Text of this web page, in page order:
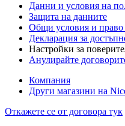
Данни и условия на
Защита на данните
Общи условия и право
Декларация за
Настройки за
Анулирайте
Компания
Други магазини на
Откажете се от договора тук